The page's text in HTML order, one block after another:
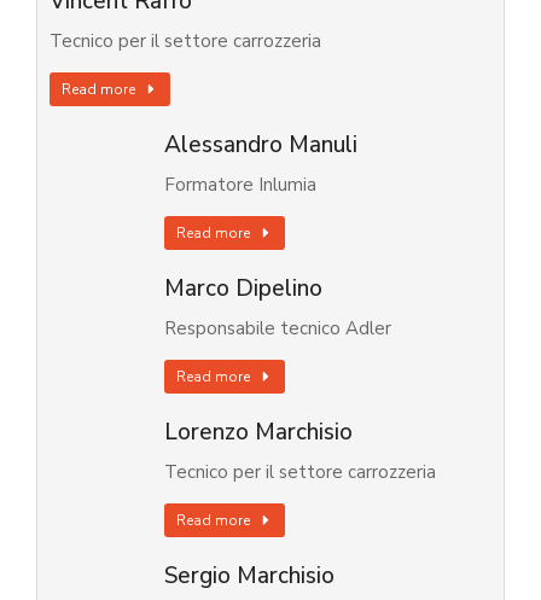
Tecnico per il settore carrozzeria
Read more
Alessandro Manuli
Formatore Inlumia
Read more
Marco Dipelino
Responsabile tecnico Adler
Read more
Lorenzo Marchisio
Tecnico per il settore carrozzeria
Read more
Sergio Marchisio